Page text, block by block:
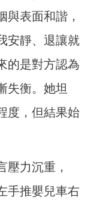
與表面和諧，
安靜、退讓就
的是對方認為
失衡。她坦
度，但結果始
壓力沉重，
手推嬰兒車右